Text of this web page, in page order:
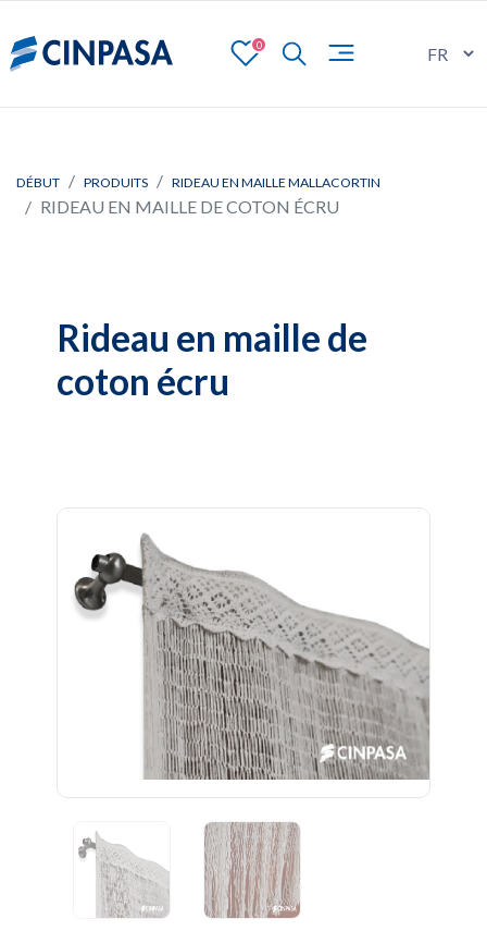
0
DÉBUT PRODUITS RIDEAU EN MAILLE MALLACORTIN
RIDEAU EN MAILLE DE COTON ÉCRU
Rideau en maille de
coton écru
Next